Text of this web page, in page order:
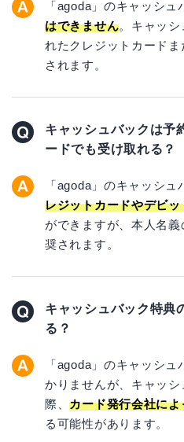
「agoda」のキャッシュ
はできません。キャッシ
れたクレジットカード
されます。
キャッシュバックは予
ードでも受け取れる？
「agoda」のキャッシュ
レジットカードやデビ
ができますが、本人名
奨されます。
キャッシュバック特典
る？
「agoda」のキャッシ
かりませんが、キャッ
際、カード発行会社に
る可能性があります。